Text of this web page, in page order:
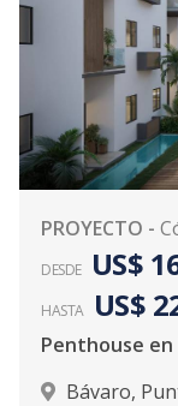
PROYECTO -
DESDE US$
HASTA US$
Penthouse
Bávaro,